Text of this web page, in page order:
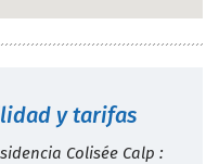
y tarifas
Colisée Calp :